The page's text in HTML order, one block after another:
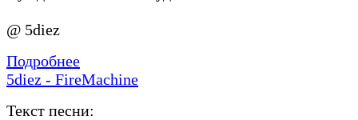
@ 5diez
Подробнее
5diez - FireMachine
Текст песни: